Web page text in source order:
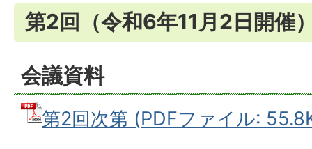
第2回（令和6年11月2日開催
会議資料
第2回次第 (PDFファイル: